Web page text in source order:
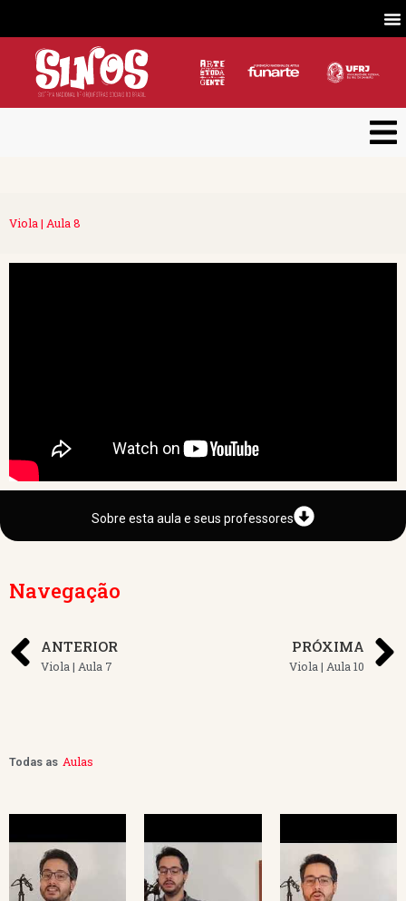
Viola | Aula 8
Sobre esta aula e seus professores
Navegação
ANTERIOR
Viola | Aula 7
PRÓXIMA
Viola | Aula 10
Todas as Aulas